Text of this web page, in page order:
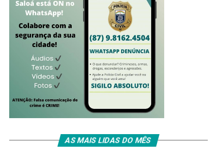
AS MAIS LIDAS DO MÊS